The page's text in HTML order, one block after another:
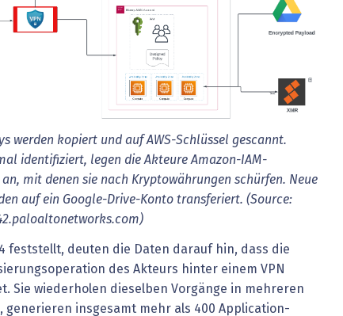
werden kopiert und auf AWS-Schlüssel gescannt.
identifiziert, legen die Akteure Amazon-IAM-
mit denen sie nach Kryptowährungen schürfen. Neue
auf ein Google-Drive-Konto transferiert. (Source:
feststellt, deuten die Daten darauf hin, dass die
des Akteurs hinter einem VPN
Sie wiederholen dieselben Vorgänge in mehreren
generieren insgesamt mehr als 400 Application-